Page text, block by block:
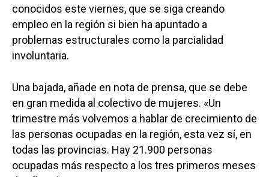
conocidos este viernes, que se siga creando
empleo en la región si bien ha apuntado a
problemas estructurales como la parcialidad
involuntaria.
Una bajada, añade en nota de prensa, que se debe
en gran medida al colectivo de mujeres. «Un
trimestre más volvemos a hablar de crecimiento de
las personas ocupadas en la región, esta vez sí, en
todas las provincias. Hay 21.900 personas
ocupadas más respecto a los tres primeros meses
Castilla-La
Toledo
Cuenca
Guadalajara
Talavera
Sanidad
Educación
Cultura
Deportes
Sucesos